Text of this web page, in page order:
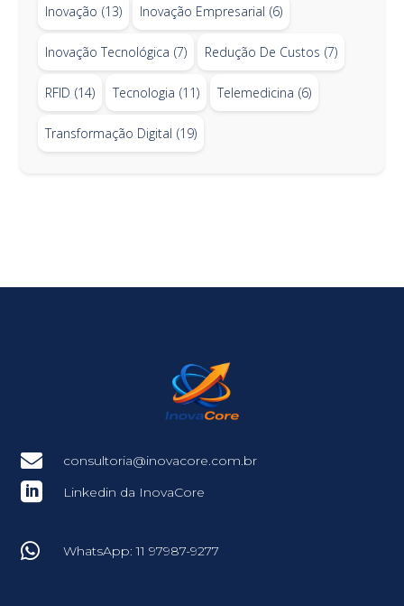
Inovação (13) Inovação Empresarial (6)
Inovação Tecnológica (7) Redução De Custos (7)
RFID (14) Tecnologia (11) Telemedicina (6)
Transformação Digital (19)
 consultoria@inovacore.com.br
 Linkedin da InovaCore
 WhatsApp: 11 97987-9277